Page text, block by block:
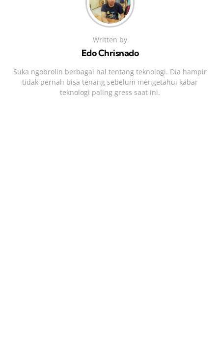
Written by
Edo Chrisnado
Suka ngobrolin berbagai hal tentang teknologi. Dia hampir
tidak pernah bisa tenang sebelum mengetahui kabar
teknologi paling gress saat ini.